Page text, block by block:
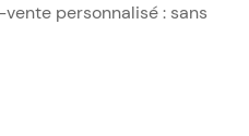
personnalisé : sans